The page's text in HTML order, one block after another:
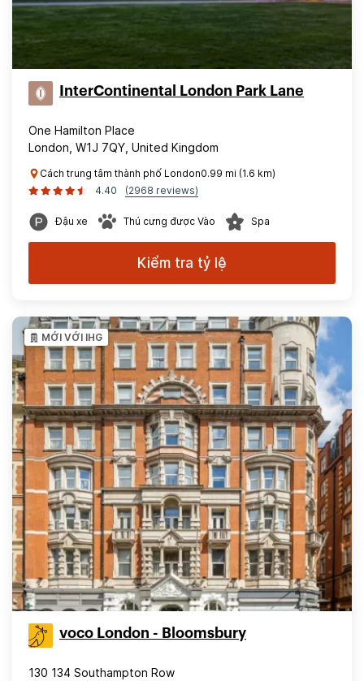
InterContinental London Park Lane
One Hamilton Place
London, W1J 7QY, United Kingdom
Cách trung tâm thành phố London0.99 mi (1.6 km)
4.40
(2968 reviews)
Đậu xe Thú cưng được Vào Spa
Kiểm tra tỷ lệ
MỚI VỚI IHG
voco London - Bloomsbury
130 134 Southampton Row